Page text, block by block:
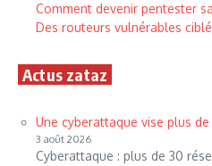
Comment devenir pentester
Des routeurs vulnérables
Actus zataz
Une cyberattaque vise plus de
3 août 2026
Cyberattaque : plus de 30